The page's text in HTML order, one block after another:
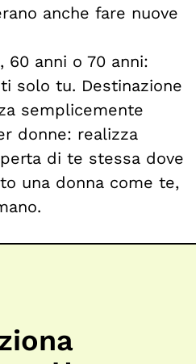
anche fare nuove
60 anni o 70 anni:
solo tu. Destinazione
semplicemente
donne: realizza
di te stessa dove
una donna come te,